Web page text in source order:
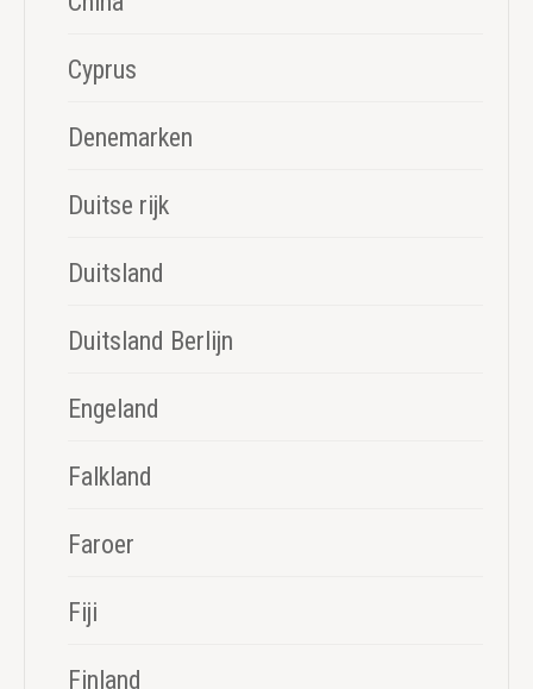
Cyprus
Denemarken
Duitse rijk
Duitsland
Duitsland Berlijn
Engeland
Falkland
Faroer
Fiji
Finland